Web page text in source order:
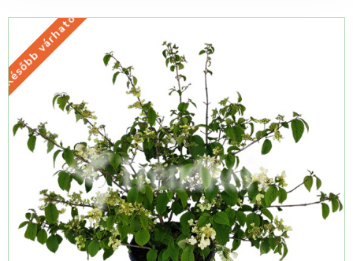
KÉSŐBB VÁRHATÓ
Később várható